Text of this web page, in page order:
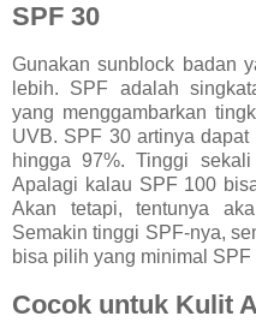
SPF 30
Gunakan sunblock badan
lebih. SPF adalah
yang menggambarkan
UVB. SPF 30 artinya
hingga 97%. Tinggi
Apalagi kalau SPF 100
Akan tetapi, tentunya
Semakin tinggi SPF-nya,
bisa pilih yang minimal SPF
Cocok untuk Kulit